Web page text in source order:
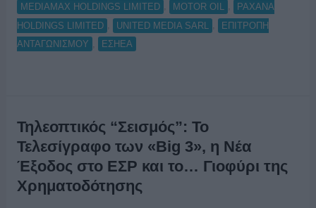
MEDIAMAX HOLDINGS LIMITED
MOTOR OIL
PAXANA
HOLDINGS LIMITED
UNITED MEDIA SARL
ΕΠΙΤΡΟΠΗ
ΑΝΤΑΓΩΝΙΣΜΟΥ
ΕΣΗΕΑ
Τηλεοπτικός “Σεισμός”: Το
Τελεσίγραφο των «Big 3», η Νέα
Έξοδος στο ΕΣΡ και το… Γιοφύρι της
Χρηματοδότησης